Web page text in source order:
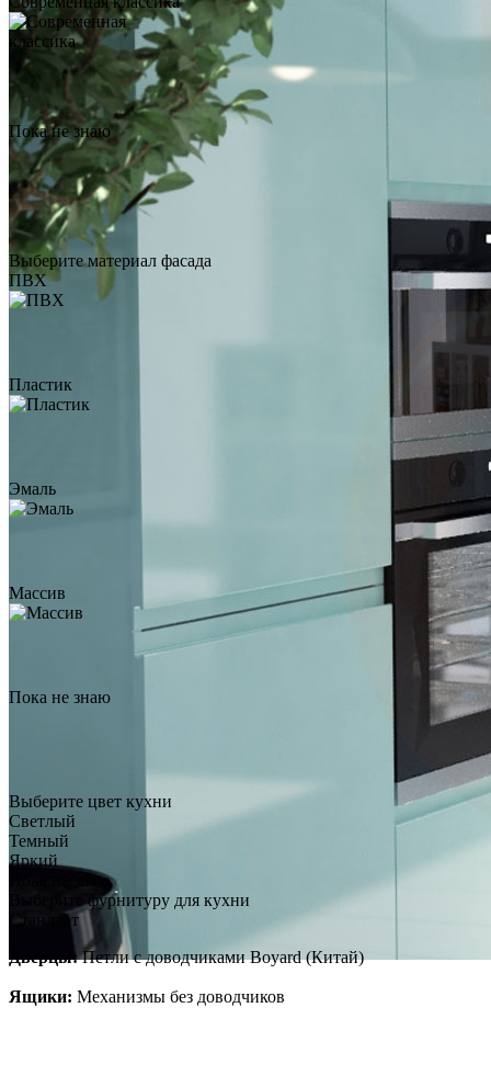
Blue Dream A-402
по запросу
Пока не знаю
Выберите материал фасада
ПВХ
Пластик
Эмаль
Массив
Пока не знаю
Выберите цвет кухни
Светлый
Темный
Яркий
Пока не знаю
Выберите фурнитуру для кухни
Стандарт
Дверцы:Петли с доводчиками Boyard (Китай)
Ящики: Механизмы без доводчиков